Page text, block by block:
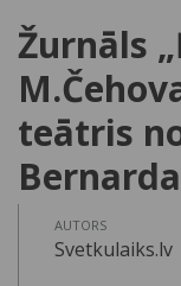
Žurnāls
teātris
AUTORS
Svetkulaiks.lv